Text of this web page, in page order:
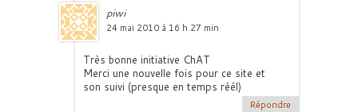
piwi
24 mai 2010 à 16 h 27 min
Très bonne initiative ChAT
Merci une nouvelle fois pour ce site et
son suivi (presque en temps réél)
Répondre